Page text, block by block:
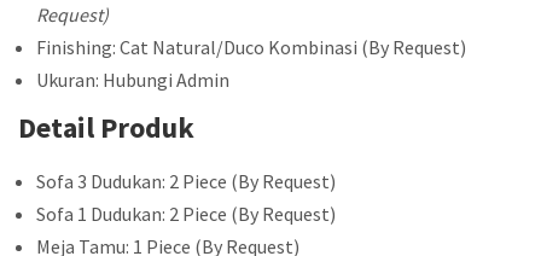
Request)
Finishing: Cat Natural/Duco Kombinasi (By Request)
Ukuran: Hubungi Admin
Detail Produk
Sofa 3 Dudukan: 2 Piece (By Request)
Sofa 1 Dudukan: 2 Piece (By Request)
Meja Tamu: 1 Piece (By Request)